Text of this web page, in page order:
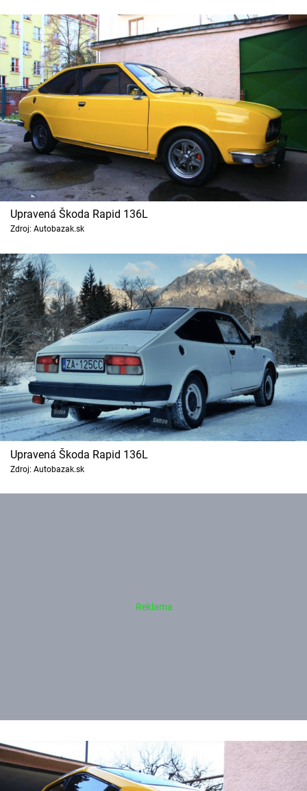
Upravená Škoda Rapid 136L
Zdroj: Autobazak.sk
Upravená Škoda Rapid 136L
Zdroj: Autobazak.sk